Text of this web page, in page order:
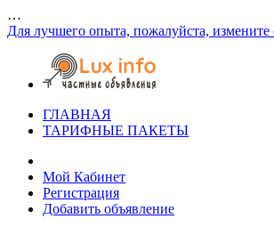
…
Для лучшего опыта, пожалуйста,
ГЛАВНАЯ
ТАРИФНЫЕ ПАКЕТЫ
Мой Кабинет
Регистрация
Добавить объявление